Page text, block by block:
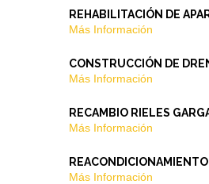
REHABILITACIÓN DE
Más Información
CONSTRUCCIÓN DE
Más Información
RECAMBIO RIELES
Más Información
Más Información